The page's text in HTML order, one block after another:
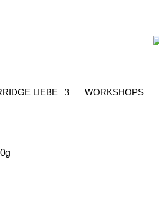
LIEBE WORKSHOPS